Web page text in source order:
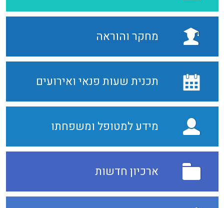
מחקר והוראה
תכנית שעות פנאי ואירועים
מידע למטופל ומשפחתו
ארכיון חדשות